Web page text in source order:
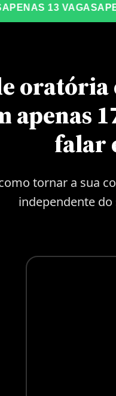
13 VAGASAPENAS
oratória
apenas
falar
tornar a sua
independente